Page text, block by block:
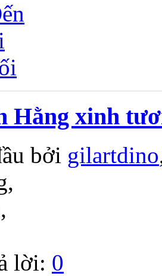
Hằng xinh
bởi gilartdino
lời: 0